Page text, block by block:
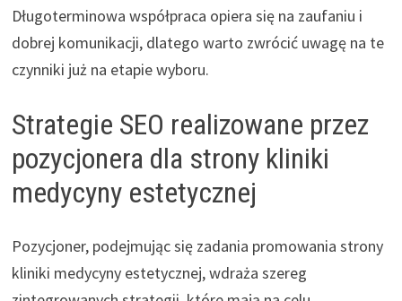
Długoterminowa współpraca opiera się na zaufaniu i
dobrej komunikacji, dlatego warto zwrócić uwagę na te
czynniki już na etapie wyboru.
Strategie SEO realizowane przez
pozycjonera dla strony kliniki
medycyny estetycznej
Pozycjoner, podejmując się zadania promowania strony
kliniki medycyny estetycznej, wdraża szereg